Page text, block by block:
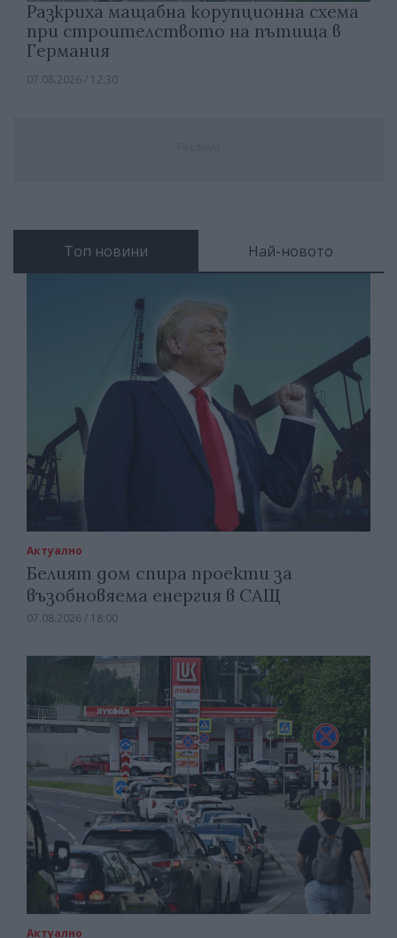
Разкриха мащабна корупционна схема
при строителството на пътища в
Германия
07.08.2026 / 12:30
Топ новини Най-новото
Актуално
Белият дом спира проекти за
възобновяема енергия в САЩ
07.08.2026 / 18:00
Актуално